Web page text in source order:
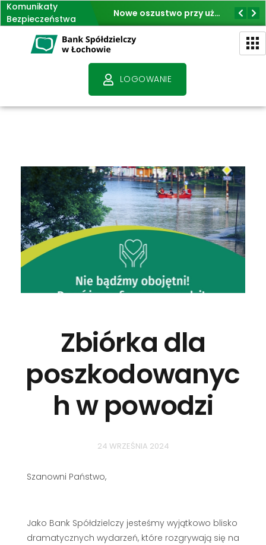
Komunikaty
Bezpieczeństwa
Nowe oszustwo przy użyciu BLIK
LOGOWANIE
Zbiórka dla
poszkodowanyc
h w powodzi
24 WRZEŚNIA 2024
Szanowni Państwo,
Jako Bank Spółdzielczy jesteśmy wyjątkowo blisko
dramatycznych wydarzeń, które rozgrywają się na